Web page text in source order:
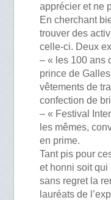
apprécier et ne
En cherchant
trouver des
celle-ci. Deux
– « les 100 ans
prince de
vêtements de
confection de
– « Festival
les mêmes,
en prime.
Tant pis pour
et honni soit
sans regret la
lauréats de